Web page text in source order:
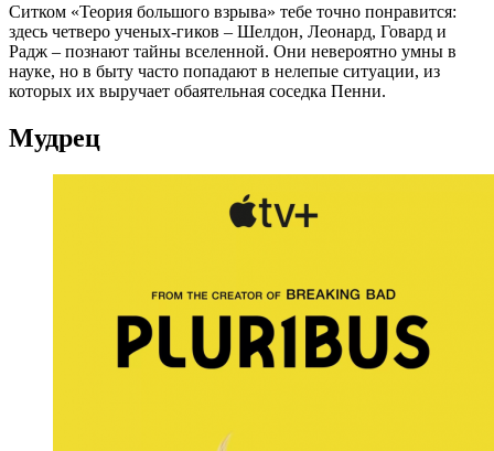
Ситком «Теория большого взрыва» тебе точно понравится:
здесь четверо ученых-гиков – Шелдон, Леонард, Говард и
Радж – познают тайны вселенной. Они невероятно умны в
науке, но в быту часто попадают в нелепые ситуации, из
которых их выручает обаятельная соседка Пенни.
Мудрец